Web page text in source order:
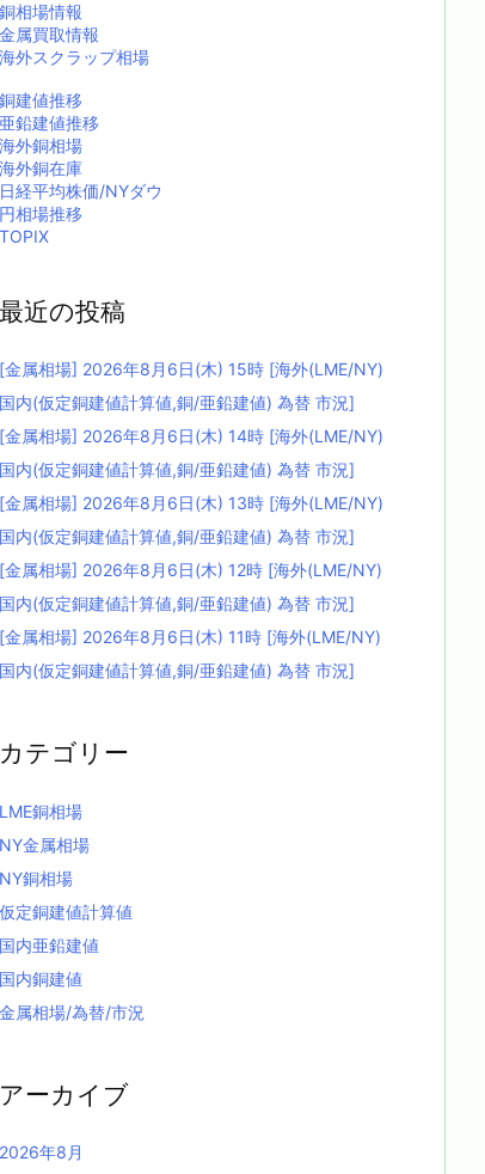
銅相場情報
金属買取情報
海外スクラップ相場
銅建値推移
亜鉛建値推移
海外銅相場
海外銅在庫
日経平均株価/NYダウ
円相場推移
TOPIX
最近の投稿
[金属相場] 2026年8月6日(木) 15時 [海外(LME/NY)
国内(仮定銅建値計算値,銅/亜鉛建値) 為替 市況]
[金属相場] 2026年8月6日(木) 14時 [海外(LME/NY)
国内(仮定銅建値計算値,銅/亜鉛建値) 為替 市況]
[金属相場] 2026年8月6日(木) 13時 [海外(LME/NY)
国内(仮定銅建値計算値,銅/亜鉛建値) 為替 市況]
[金属相場] 2026年8月6日(木) 12時 [海外(LME/NY)
国内(仮定銅建値計算値,銅/亜鉛建値) 為替 市況]
[金属相場] 2026年8月6日(木) 11時 [海外(LME/NY)
国内(仮定銅建値計算値,銅/亜鉛建値) 為替 市況]
カテゴリー
LME銅相場
NY金属相場
NY銅相場
仮定銅建値計算値
国内亜鉛建値
国内銅建値
金属相場/為替/市況
アーカイブ
2026年8月